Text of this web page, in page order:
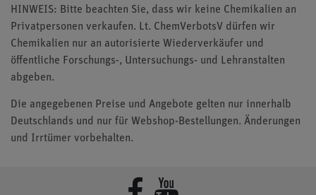
HINWEIS: Bitte beachten Sie, dass wir keine Chemikalien an
Privatpersonen verkaufen. Lt. ChemVerbotsV dürfen wir
Chemikalien nur an autorisierte Wiederverkäufer und
öffentliche Forschungs-, Untersuchungs- und Lehranstalten
abgeben.
Die angegebenen Preise und Angebote gelten nur innerhalb
Deutschlands und nur für Webshop-Bestellungen. Änderungen
und Irrtümer vorbehalten.